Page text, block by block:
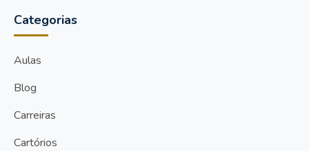
Categorias
Aulas
Blog
Carreiras
Cartórios